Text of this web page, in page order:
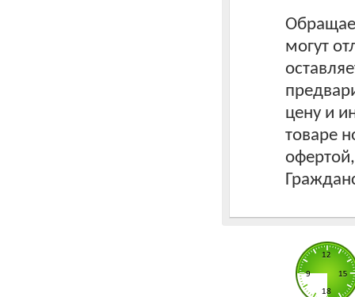
могут
цену и
товаре